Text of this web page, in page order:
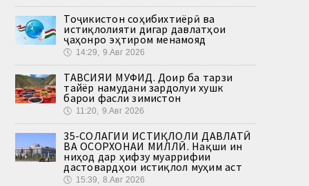
Тоҷикистон соҳибихтиёрӣ ва
истиқлолияти дигар давлатҳои
ҷаҳонро эҳтиром менамояд
🕔 14:29, 9.Авг 2026
ТАВСИЯИ МУФИД. Доир ба тарзи
тайёр намудани зардолуи хушк
барои фасли зимистон
🕔 11:20, 9.Авг 2026
35-СОЛАГИИ ИСТИҚЛОЛИ ДАВЛАТӢ
ВА ОСОРХОНАИ МИЛЛӢ. Нақши ин
ниҳод дар ҳифзу муаррифии
дастовардҳои истиқлол муҳим аст
🕔 15:39, 8.Авг 2026